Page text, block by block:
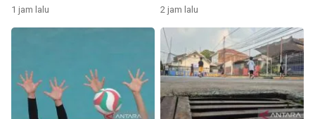
1 jam lalu 2 jam lalu